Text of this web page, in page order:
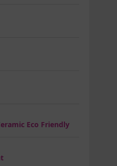
Eco Friendly